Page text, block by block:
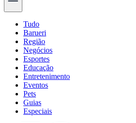
Tudo
Barueri
Região
Negócios
Esportes
Educação
Entretenimento
Eventos
Pets
Guias
Especiais